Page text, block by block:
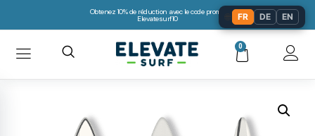
Obtenez 10% de réduction avec le code promo:
Elevatesurf10
0
FR DE EN